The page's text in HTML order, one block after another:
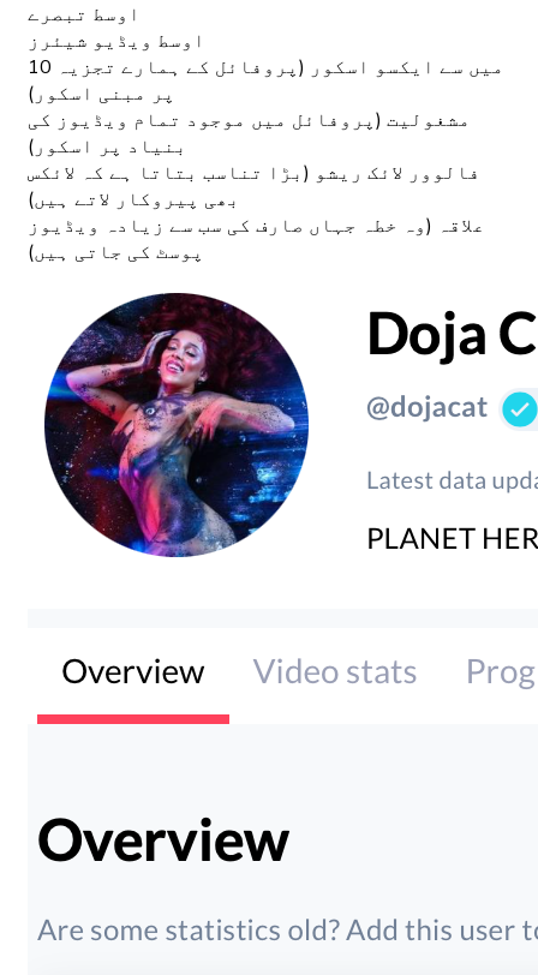
اوسط تبصرے
اوسط ویڈیو شیئرز
10 میں سے ایکسو اسکور (پروفائل کے ہمارے تجزیہ
پر مبنی اسکور)
مشغولیت (پروفائل میں موجود تمام ویڈیوز کی
بنیاد پر اسکور)
فالوور لائک ریشو (بڑا تناسب بتاتا ہے کہ لائکس
بھی پیروکار لاتے ہیں)
علاقہ (وہ خطہ جہاں صارف کی سب سے زیادہ ویڈیوز
پوسٹ کی جاتی ہیں)